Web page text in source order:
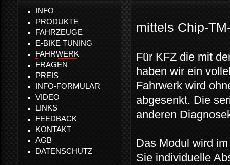
mittels Chip-
Für KFZ die mit
haben wir ein
Fahrwerk wird
abgesenkt. Die
anderen
Das Modul wird
Sie individuelle
INFO
PRODUKTE
FAHRZEUGE
E-BIKE TUNING
FAHRWERK
FRAGEN
PREIS
INFO-FORMULAR
VIDEO
LINKS
FEEDBACK
KONTAKT
AGB
DATENSCHUTZ